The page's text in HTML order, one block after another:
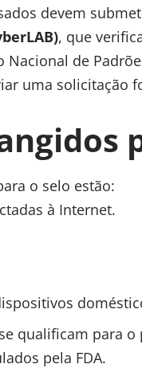
devem
, que
de
uma solicitação
o selo estão:
à Internet.
qualificam para o
pela FDA.